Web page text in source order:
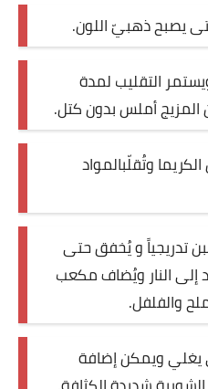
حلويات
حلويات العيد
مواضيع ست البيت
قصص مطبخ مصورة
الطهاة العرب
مقالات
مسابقة المجلة
نصائح وفوائد
يصبح ذهبيّ اللون.
التقليب لمدة
المزيج أملس بدون كتل.
وتُقلّبالمواد
تدريجياً و يُخفق حتى
إلى النار ويُضاف مكعب
والفلفل.
ويمكن إضافة